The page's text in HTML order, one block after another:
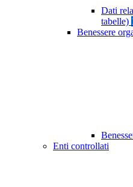
Dati
tabelle)
Benessere
Enti controllati